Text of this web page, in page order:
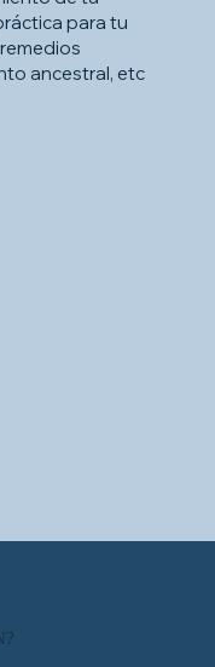
para tu
ancestral, etc